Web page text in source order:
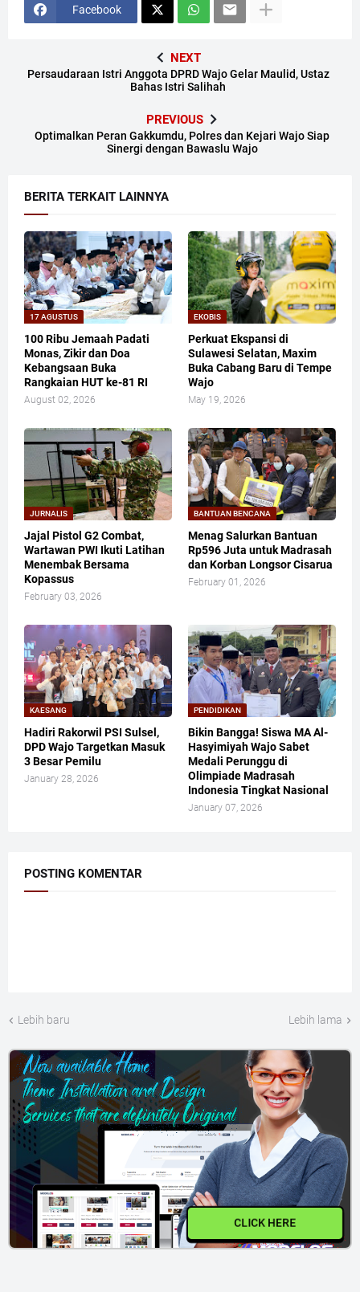
Facebook
NEXT
Persaudaraan Istri Anggota DPRD Wajo Gelar Maulid, Ustaz
Bahas Istri Salihah
PREVIOUS
Optimalkan Peran Gakkumdu, Polres dan Kejari Wajo Siap
Sinergi dengan Bawaslu Wajo
BERITA TERKAIT LAINNYA
17 AGUSTUS
100 Ribu Jemaah Padati
Monas, Zikir dan Doa
Kebangsaan Buka
Rangkaian HUT ke-81 RI
August 02, 2026
EKOBIS
Perkuat Ekspansi di
Sulawesi Selatan, Maxim
Buka Cabang Baru di Tempe
Wajo
May 19, 2026
JURNALIS
Jajal Pistol G2 Combat,
Wartawan PWI Ikuti Latihan
Menembak Bersama
Kopassus
February 03, 2026
BANTUAN BENCANA
Menag Salurkan Bantuan
Rp596 Juta untuk Madrasah
dan Korban Longsor Cisarua
February 01, 2026
KAESANG
Hadiri Rakorwil PSI Sulsel,
DPD Wajo Targetkan Masuk
3 Besar Pemilu
January 28, 2026
PENDIDIKAN
Bikin Bangga! Siswa MA Al-
Hasyimiyah Wajo Sabet
Medali Perunggu di
Olimpiade Madrasah
Indonesia Tingkat Nasional
January 07, 2026
POSTING KOMENTAR
Lebih baru Lebih lama
CLICK HERE